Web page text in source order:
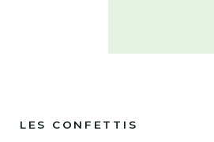
LES CONFETTIS